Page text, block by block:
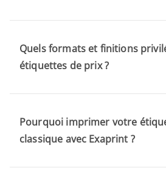
Quels formats et finitions
étiquettes de prix ?
Pourquoi imprimer votre
classique avec Exaprint ?